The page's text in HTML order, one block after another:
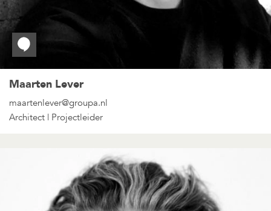
Maarten Lever
maartenlever@groupa.nl
Architect | Projectleider